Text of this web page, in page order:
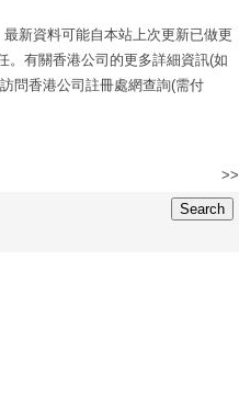
新資料可能自本站上次更新已做更
。有關香港公司的更多詳細資訊(如
問香港公司註冊處網查詢(需付
>>